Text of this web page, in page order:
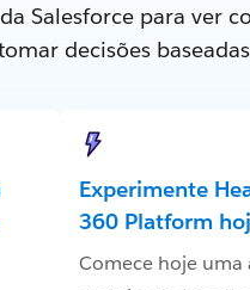
Salesforce para ver
decisões
Experimente
360 Platform
Comece hoje uma